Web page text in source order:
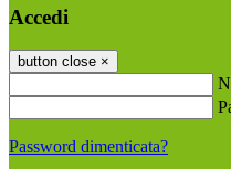
Accedi
button close ×
Password dimenticata?